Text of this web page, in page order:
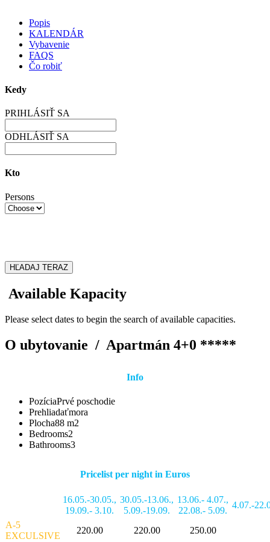
Popis
KALENDÁR
Vybavenie
FAQS
Čo robiť
Kedy
PRIHLÁSIŤ SA
ODHLÁSIŤ SA
Kto
Persons
HĽADAJ TERAZ
Available Kapacity
Please select dates to begin the search of available capacities.
O ubytovanie / Apartmán 4+0 *****
Info
PozíciaPrvé poschodie
Prehliadaťmora
Plocha88 m2
Bedrooms2
Bathrooms3
Pricelist per night in Euros
16.05.-30.05.,
19.09.- 3.10.
30.05.-13.06.,
5.09.-19.09.
13.06.- 4.07.,
22.08.- 5.09.
4.07.-
A-5
EXCULSIVE
220.00 220.00 250.00